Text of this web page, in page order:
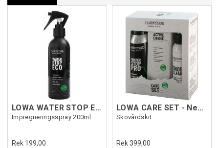
LOWA WATER STOP ECO
Impregneringsspray 200ml
Rek 199,00
LOWA CARE SET - Neutral
Skovårdskit
Rek 399,00